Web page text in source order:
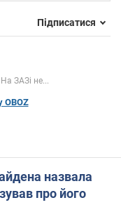
Підписатися
На ЗАЗі не...
OBOZ
назвала
про його